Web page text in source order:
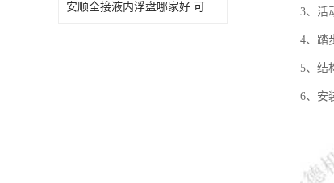
安顺全接液内浮盘哪家好 可以自动上下浮动 密封性能好 3、活
4、踏
5、结
6、安